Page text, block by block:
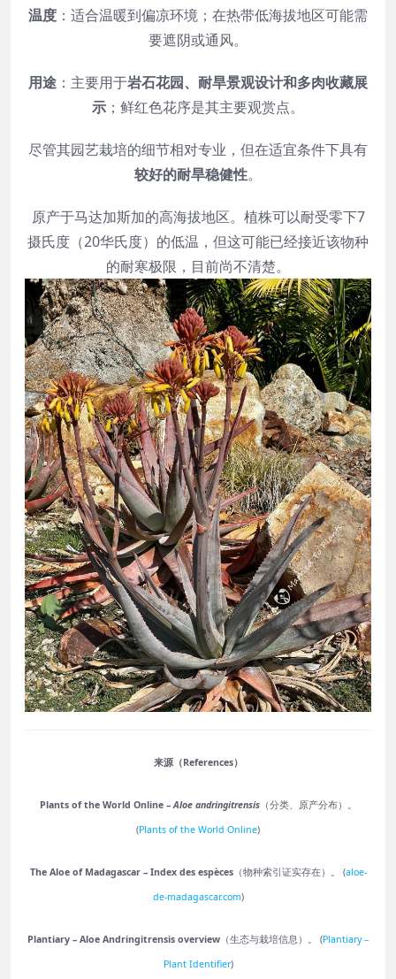
温度 ：适合温暖到偏凉环境；在热带低海拔地区可能需
要遮阴或通风。
用途 ：主要用于岩石花园、耐旱景观设计和多肉收藏展
示 ；鲜红色花序是其主要观赏点。
尽管其园艺栽培的细节相对专业，但在适宜条件下具有
较好的耐旱稳健性。
原产于马达加斯加的高海拔地区。植株可以耐受零下7
摄氏度（20华氏度）的低温，但这可能已经接近该物种
的耐寒极限，目前尚不清楚。
来源（References）
Plants of the World Online – Aloe andringitrensis（分类、原产分布）。
(Plants of the World Online)
The Aloe of Madagascar – Index des espèces（物种索引证实存在）。 (aloe-
de-madagascar.com)
Plantiary – Aloe Andringitrensis overview （生态与栽培信息）。 (Plantiary –
Plant Identifier)